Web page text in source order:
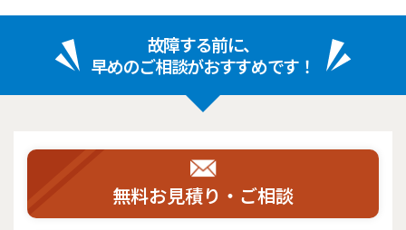
故障する前に、
早めのご相談がおすすめです！
無料お見積り・ご相談